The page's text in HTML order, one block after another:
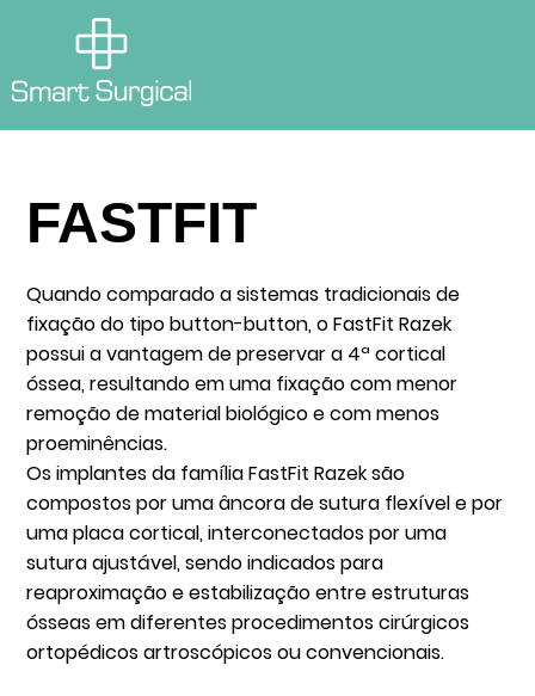
FASTFIT
Quando comparado a sistemas tradicionais de
fixação do tipo button-button, o FastFit Razek
possui a vantagem de preservar a 4ª cortical
óssea, resultando em uma fixação com menor
remoção de material biológico e com menos
proeminências.
Os implantes da família FastFit Razek são
compostos por uma âncora de sutura flexível e por
uma placa cortical, interconectados por uma
sutura ajustável, sendo indicados para
reaproximação e estabilização entre estruturas
ósseas em diferentes procedimentos cirúrgicos
ortopédicos artroscópicos ou convencionais.